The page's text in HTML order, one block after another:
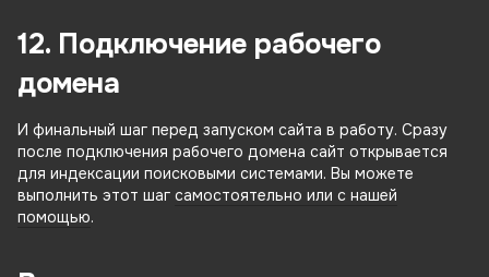
12. Подключение рабочего
домена
И финальный шаг перед запуском сайта в работу. Сразу
после подключения рабочего домена сайт открывается
для индексации поисковыми системами. Вы можете
выполнить этот шаг самостоятельно или с нашей
помощью.